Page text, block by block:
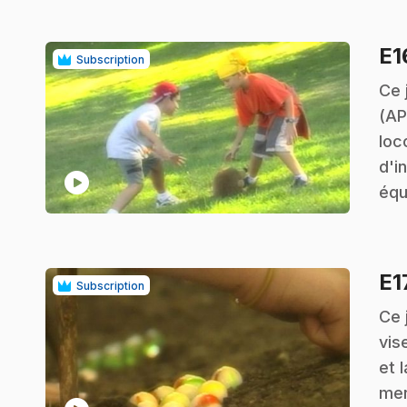
Subscription
play_circle
.Ce
Subscription
.Ce
et